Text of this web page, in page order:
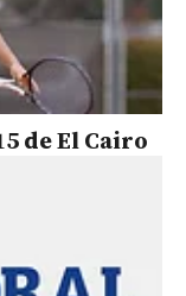
de El Cairo